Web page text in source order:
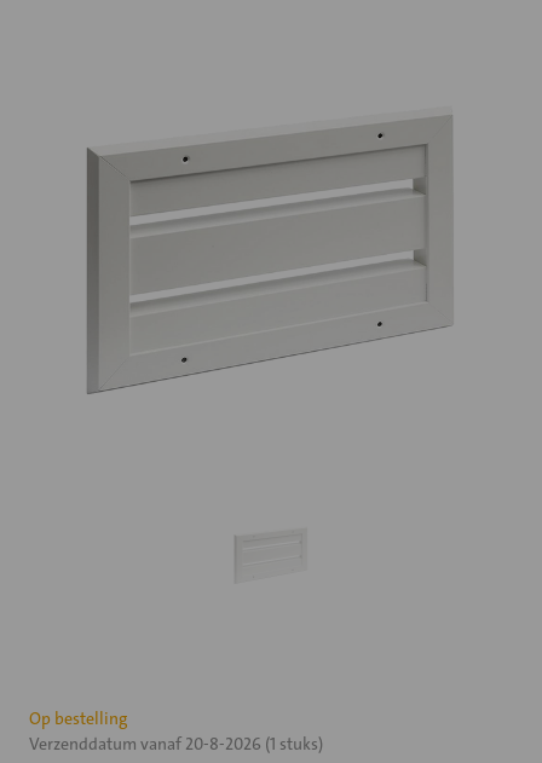
Huidige
voorraad:
Op bestelling
Verzenddatum vanaf 20-8-2026 (1 stuks)